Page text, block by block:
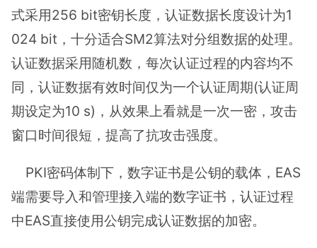
式采用256 bit密钥长度，认证数据长度设计为1
024 bit，十分适合SM2算法对分组数据的处理。
认证数据采用随机数，每次认证过程的内容均不
同，认证数据有效时间仅为一个认证周期(认证周
期设定为10 s)，从效果上看就是一次一密，攻击
窗口时间很短，提高了抗攻击强度。
PKI密码体制下，数字证书是公钥的载体，EAS
端需要导入和管理接入端的数字证书，认证过程
中EAS直接使用公钥完成认证数据的加密。